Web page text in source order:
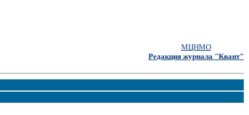
МЦНМО
Редакция журнала "Квант"